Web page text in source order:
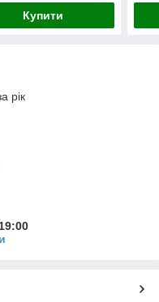
Купити
рік